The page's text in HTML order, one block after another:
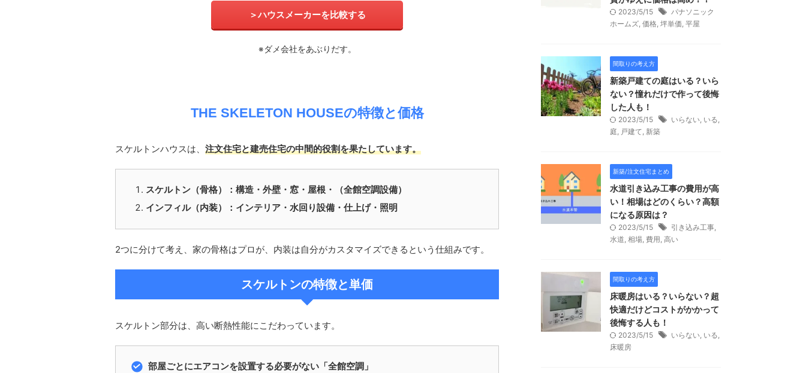
＞ハウスメーカーを比較する
※ダメ会社をあぶりだす。
THE SKELETON HOUSEの特徴と価格
スケルトンハウスは、 注文住宅と建売住宅の中間的役割を果たしています。
スケルトン（骨格）：構造・外壁・窓・屋根・（全館空調設備）
インフィル（内装）：インテリア・水回り設備・仕上げ・照明
2つに分けて考え、家の骨格はプロが、内装は自分がカスタマイズできるという仕組みです。
スケルトンの特徴と単価
スケルトン部分は、高い断熱性能にこだわっています。
部屋ごとにエアコンを設置する必要がない「全館空調」
2023/5/15
パナソニック
ホームズ, 価格, 坪単価, 平屋
間取りの考え方
新築戸建ての庭はいる？いら
ない？憧れだけで作って後悔
した人も！
2023/5/15 いらない, いる,
庭, 戸建て, 新築
新築/注文住宅まとめ
水道引き込み工事の費用が高
い！相場はどのくらい？高額
になる原因は？
2023/5/15 引き込み工事,
水道, 相場, 費用, 高い
間取りの考え方
床暖房はいる？いらない？超
快適だけどコストがかかって
後悔する人も！
2023/5/15 いらない, いる,
床暖房